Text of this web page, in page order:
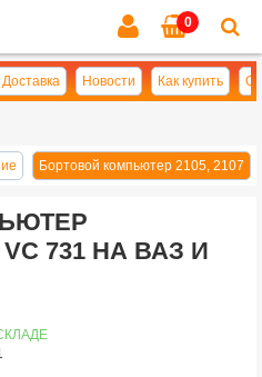
0
Доставка Новости Как купить
Бортовой компьютер 2105, 2107
731 НА ВАЗ И